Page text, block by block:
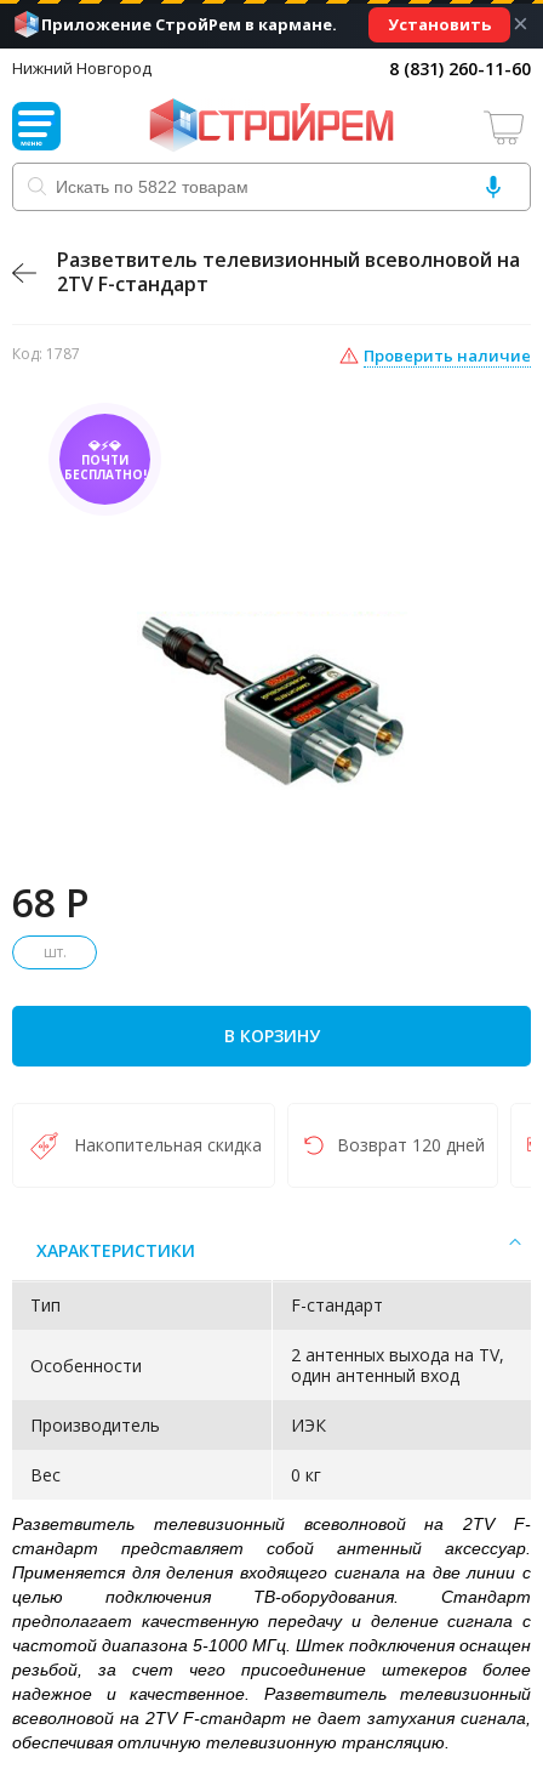
Приложение СтройРем в кармане. Установить ×
Нижний Новгород 8 (831) 260-11-60
Разветвитель телевизионный всеволновой на
2TV F-стандарт
Код: 1787 Проверить наличие
💎⚡💎
ПОЧТИ
БЕСПЛАТНО!
68 P
шт.
В КОРЗИНУ
Накопительная скидка Возврат 120 дней
ХАРАКТЕРИСТИКИ
Тип F-стандарт
Особенности
2 антенных выхода на TV,
один антенный вход
Производитель ИЭК
Вес 0 кг
Разветвитель телевизионный всеволновой на 2TV F-
стандарт представляет собой антенный аксессуар.
Применяется для деления входящего сигнала на две линии с
целью подключения ТВ-оборудования. Стандарт
предполагает качественную передачу и деление сигнала с
частотой диапазона 5-1000 МГц. Штек подключения оснащен
резьбой, за счет чего присоединение штекеров более
надежное и качественное. Разветвитель телевизионный
всеволновой на 2TV F-стандарт не дает затухания сигнала,
обеспечивая отличную телевизионную трансляцию.